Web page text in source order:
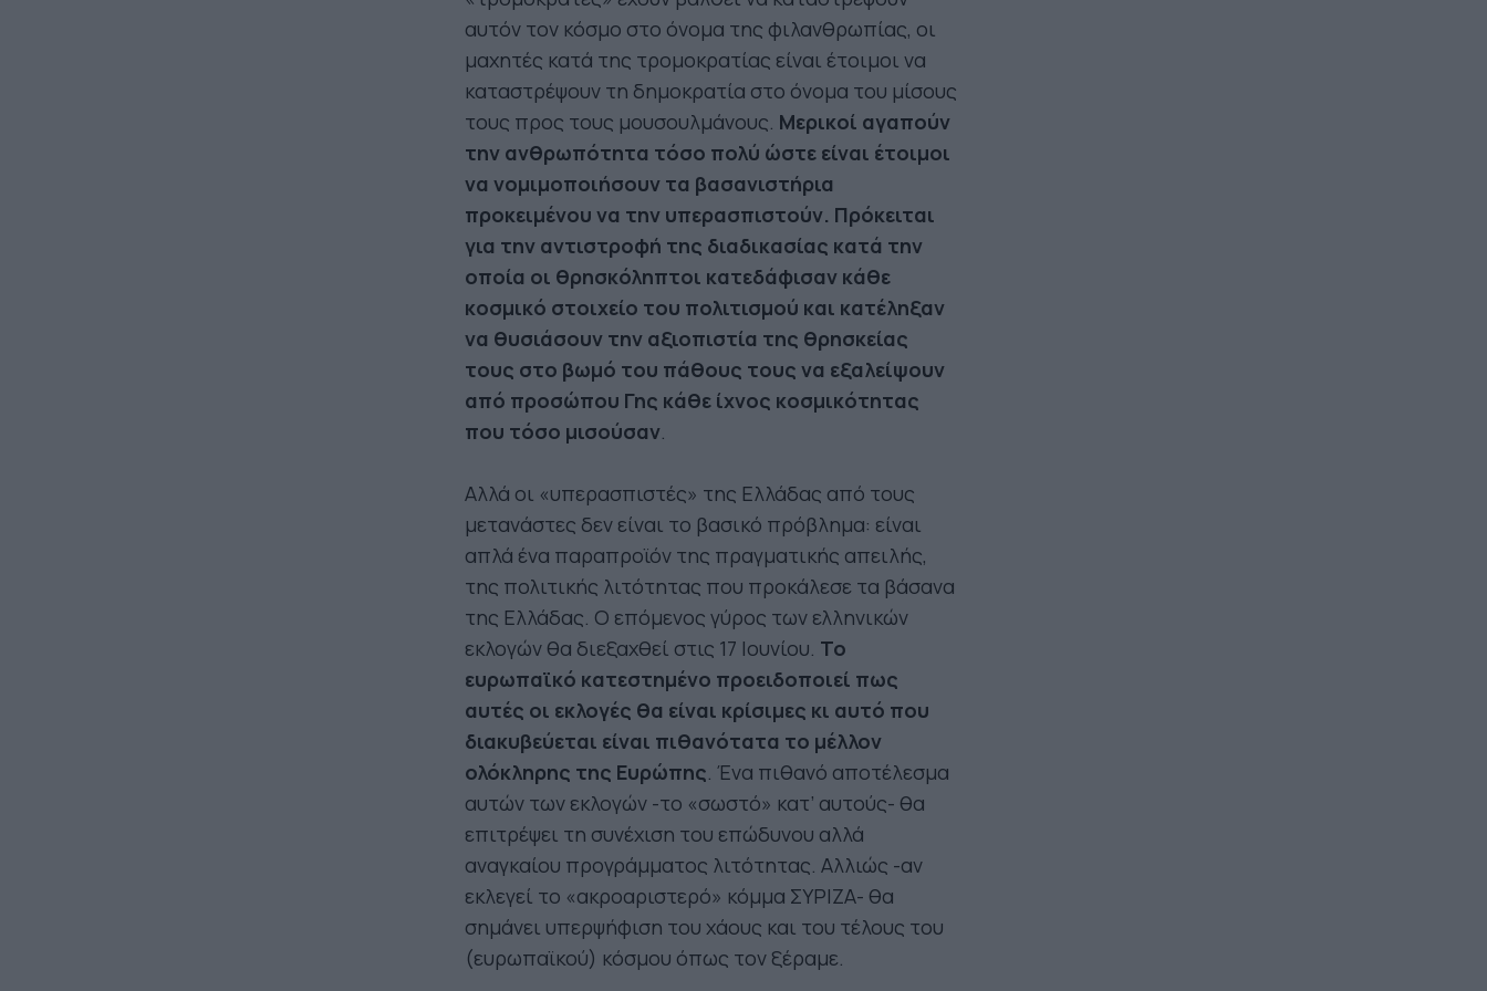
αυτόν τον κόσμο στο όνομα της φιλανθρωπίας, οι
μαχητές κατά της τρομοκρατίας είναι έτοιμοι να
καταστρέψουν τη δημοκρατία στο όνομα του μίσους
τους προς τους μουσουλμάνους. Μερικοί αγαπούν
την ανθρωπότητα τόσο πολύ ώστε είναι έτοιμοι
να νομιμοποιήσουν τα βασανιστήρια
προκειμένου να την υπερασπιστούν. Πρόκειται
για την αντιστροφή της διαδικασίας κατά την
οποία οι θρησκόληπτοι κατεδάφισαν κάθε
κοσμικό στοιχείο του πολιτισμού και κατέληξαν
να θυσιάσουν την αξιοπιστία της θρησκείας
τους στο βωμό του πάθους τους να εξαλείψουν
από προσώπου Γης κάθε ίχνος κοσμικότητας
που τόσο μισούσαν.
Αλλά οι «υπερασπιστές» της Ελλάδας από τους
μετανάστες δεν είναι το βασικό πρόβλημα: είναι
απλά ένα παραπροϊόν της πραγματικής απειλής,
της πολιτικής λιτότητας που προκάλεσε τα βάσανα
της Ελλάδας. Ο επόμενος γύρος των ελληνικών
εκλογών θα διεξαχθεί στις 17 Ιουνίου. Το
ευρωπαϊκό κατεστημένο προειδοποιεί πως
αυτές οι εκλογές θα είναι κρίσιμες κι αυτό που
διακυβεύεται είναι πιθανότατα το μέλλον
ολόκληρης της Ευρώπης. Ένα πιθανό αποτέλεσμα
αυτών των εκλογών -το «σωστό» κατ’ αυτούς- θα
επιτρέψει τη συνέχιση του επώδυνου αλλά
αναγκαίου προγράμματος λιτότητας. Αλλιώς -αν
εκλεγεί το «ακροαριστερό» κόμμα ΣΥΡΙΖΑ- θα
σημάνει υπερψήφιση του χάους και του τέλους του
(ευρωπαϊκού) κόσμου όπως τον ξέραμε.